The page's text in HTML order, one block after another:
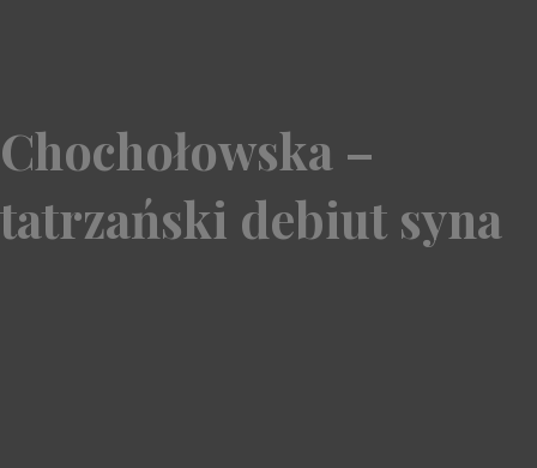
Chochołowska –
tatrzański debiut syna